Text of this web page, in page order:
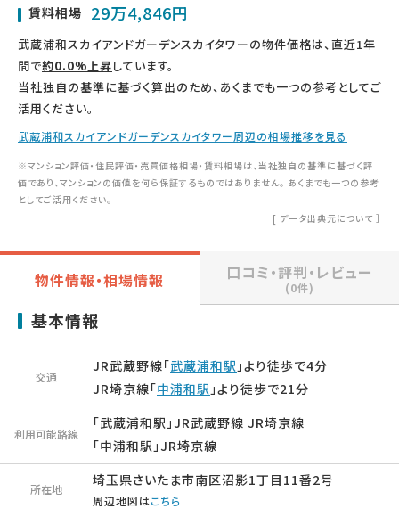
賃料相場 29万4,846円
武蔵浦和スカイアンドガーデンスカイタワーの物件価格は、直近1年
間で約0.0%上昇しています。
当社独自の基準に基づく算出のため、あくまでも一つの参考としてご
活用ください。
武蔵浦和スカイアンドガーデンスカイタワー周辺の相場推移を見る
※マンション評価・住民評価・売買価格相場・賃料相場は、当社独自の基準に基づく評
価であり、マンションの価値を何ら保証するものではありません。 あくまでも一つの参考
としてご活用ください。
[ データ出典元について ］
物件情報・相場情報 口コミ・評判・レビュー
(0件)
基本情報
交通
JR武蔵野線「武蔵浦和駅」より徒歩で4分
JR埼京線「中浦和駅」より徒歩で21分
利用可能路線
「武蔵浦和駅」JR武蔵野線 JR埼京線
「中浦和駅」JR埼京線
所在地
埼玉県さいたま市南区沼影1丁目11番2号
周辺地図はこちら